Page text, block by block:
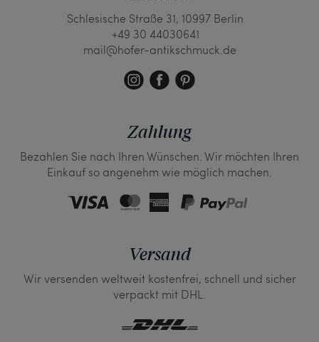
Schlesische Straße 31, 10997 Berlin
+49 30 44030641
mail@hofer-antikschmuck.de
Zahlung
Bezahlen Sie nach Ihren Wünschen. Wir möchten Ihren
Einkauf so angenehm wie möglich machen.
Versand
Wir versenden weltweit kostenfrei, schnell und sicher
verpackt mit DHL.